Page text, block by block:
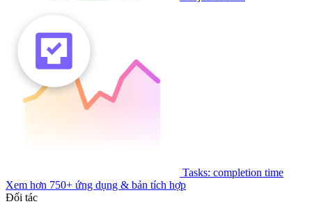
Tasks: completion time
Xem hơn 750+ ứng dụng & bản tích hợp
Đối tác